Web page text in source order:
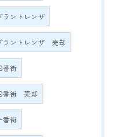
ラントレンザ
ラントレンザ 売却
番街
番街 売却
番街